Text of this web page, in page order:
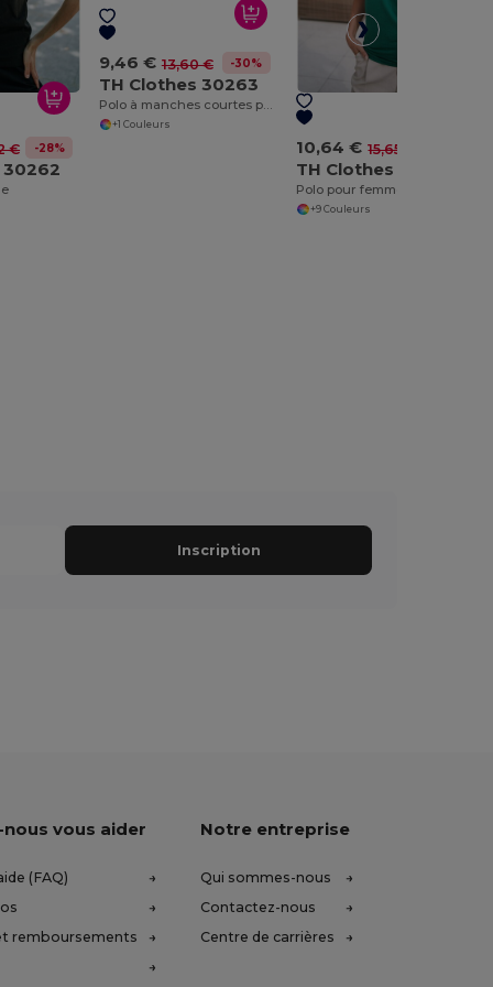
€ -28%
30262
9,46 € 13,60 € -30%
TH Clothes 30263
Polo à manches courtes pour femmes
+1 Couleurs
10,64 € 15,65 €
TH Clothes 30264
Polo pour femme
+9 Couleurs
Inscription
nous vous aider
(FAQ)
remboursements
Notre entreprise
Qui sommes-nous
Contactez-nous
Centre de carrières